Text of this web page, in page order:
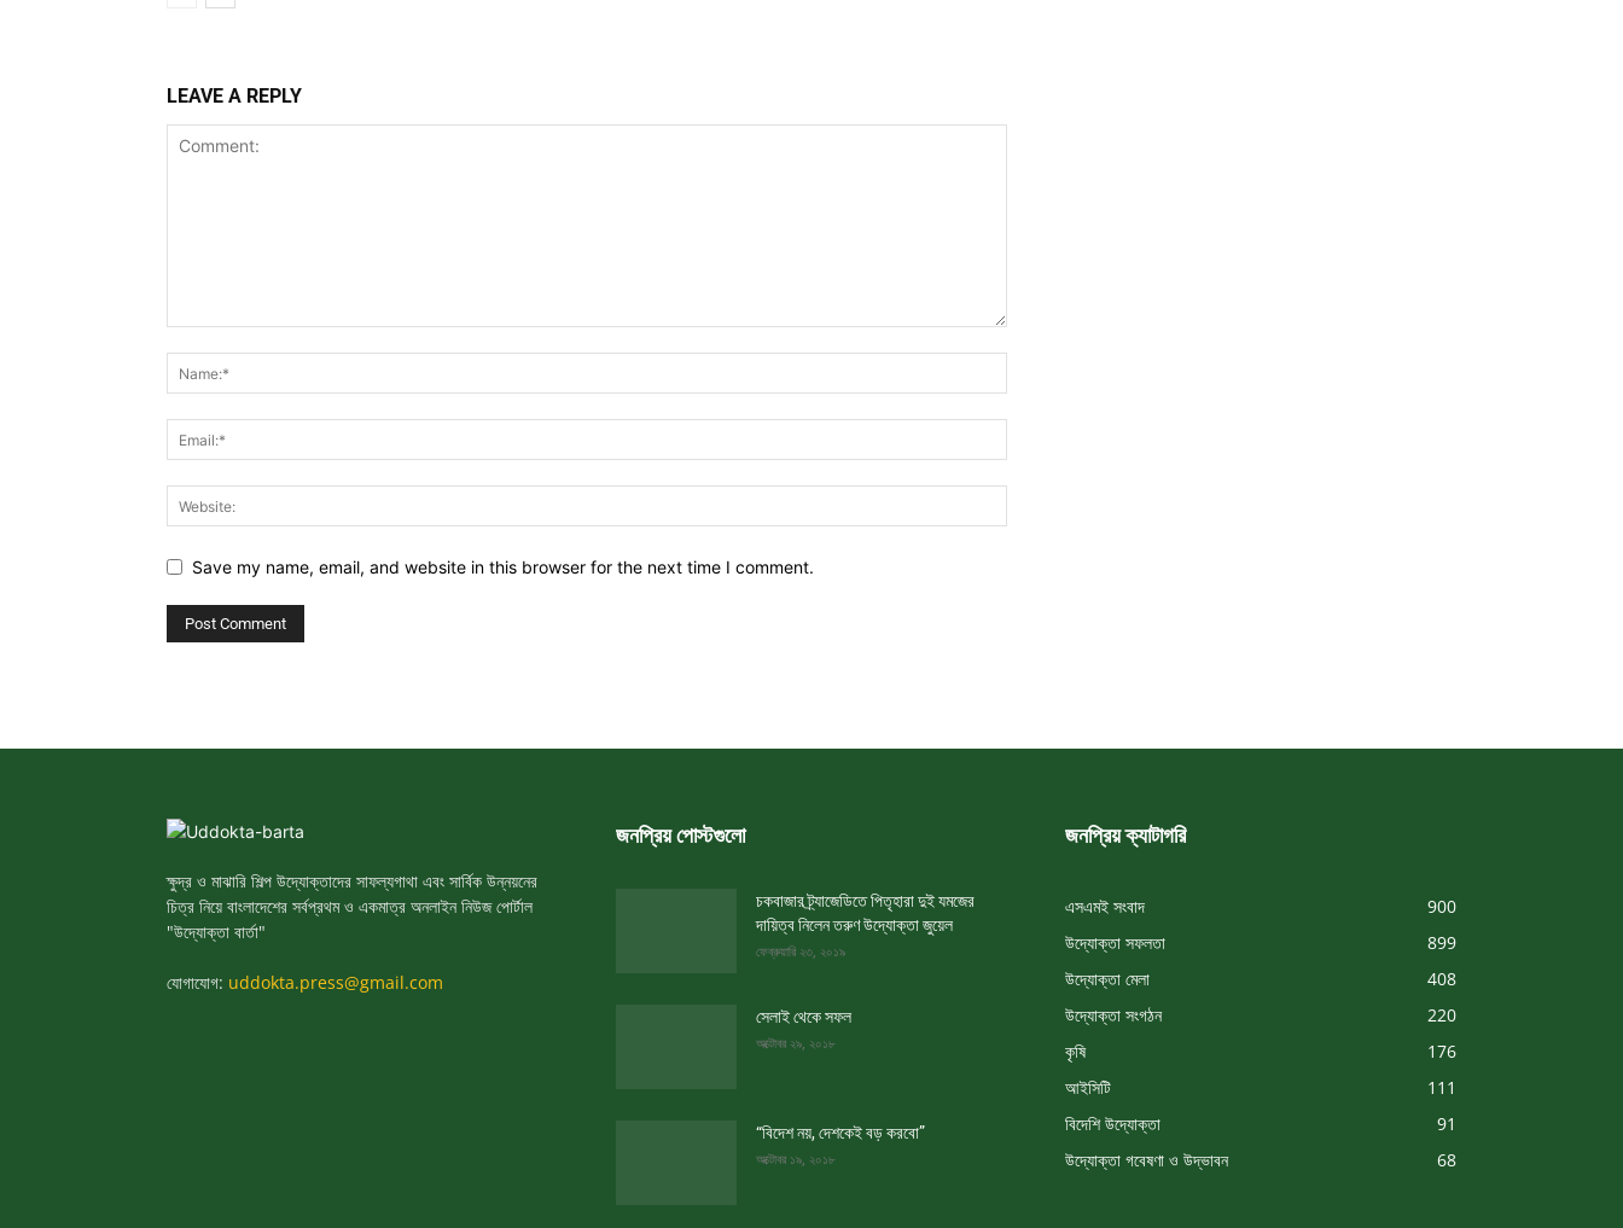
LEAVE A REPLY
Save my name, email, and website in this browser for the next time I comment.
ক্ষুদ্র ও মাঝারি শিল্প উদ্যোক্তাদের সাফল্যগাথা এবং সার্বিক উন্নয়নের
চিত্র নিয়ে বাংলাদেশের সর্বপ্রথম ও একমাত্র অনলাইন নিউজ পোর্টাল
"উদ্যোক্তা বার্তা"
যোগাযোগ: uddokta.press@gmail.com
জনপ্রিয় পোস্টগুলো
চকবাজার ট্র্যাজেডিতে পিতৃহারা দুই যমজের
দায়িত্ব নিলেন তরুণ উদ্যোক্তা জুয়েল
ফেব্রুয়ারি ২৩, ২০১৯
সেলাই থেকে সফল
অক্টোবর ২৯, ২০১৮
“বিদেশ নয়, দেশকেই বড় করবো”
অক্টোবর ১৯, ২০১৮
জনপ্রিয় ক্যাটাগরি
এসএমই সংবাদ
900
উদ্যোক্তা সফলতা
899
উদ্যোক্তা মেলা
408
উদ্যোক্তা সংগঠন
220
কৃষি
176
আইসিটি
111
বিদেশি উদ্যোক্তা
91
উদ্যোক্তা গবেষণা ও উদ্ভাবন
68